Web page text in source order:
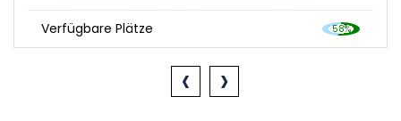
Verfügbare Plätze
‹ ›